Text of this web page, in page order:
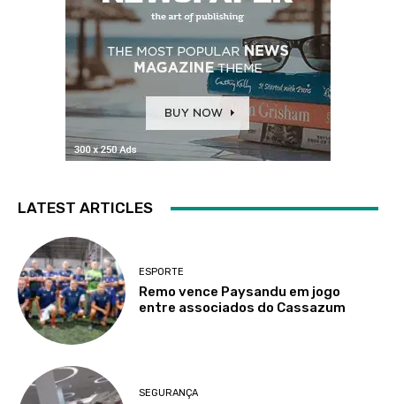
LATEST ARTICLES
ESPORTE
Remo vence Paysandu em jogo
entre associados do Cassazum
SEGURANÇA